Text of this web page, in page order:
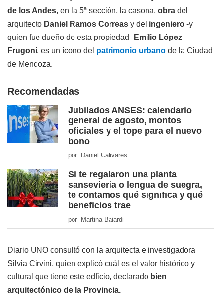
de los Andes, en la 5ª sección, la casona, obra del
arquitecto Daniel Ramos Correas y del ingeniero -y
quien fue dueño de esta propiedad- Emilio López
Frugoni, es un ícono del patrimonio urbano de la Ciudad
de Mendoza.
Recomendadas
Jubilados ANSES: calendario
general de agosto, montos
oficiales y el tope para el nuevo
bono
por Daniel Calivares
Si te regalaron una planta
sansevieria o lengua de suegra,
te contamos qué significa y qué
beneficios trae
por Martina Baiardi
Diario UNO consultó con la arquitecta e investigadora
Silvia Cirvini, quien explicó cuál es el valor histórico y
cultural que tiene este edficio, declarado bien
arquitectónico de la Provincia.